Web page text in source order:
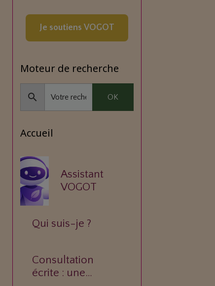
Je soutiens VOGOT
Moteur de recherche
OK
Accueil
Assistant
VOGOT
Qui suis-je ?
Consultation
écrite : une